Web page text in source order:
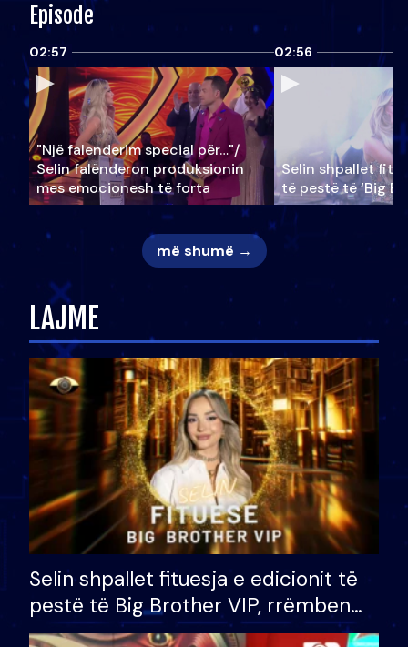
Episode
02:57
"Një falenderim special për…"/
Selin falënderon produksionin
mes emocionesh të forta
02:56
Selin shpallet
të pestë të ‘Big
më shumë →
LAJME
Selin shpallet fituesja e edicionit të
pestë të Big Brother VIP, rrëmben
çmimin e madh prej 100 mijë eurosh